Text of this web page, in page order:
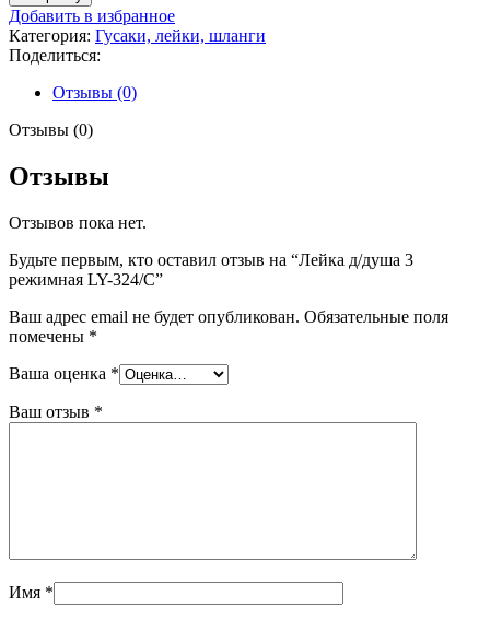
Добавить в избранное
Категория: Гусаки, лейки, шланги
Поделиться:
Отзывы (0)
Отзывы (0)
Отзывы
Отзывов пока нет.
Будьте первым, кто оставил отзыв на “Лейка д/душа 3
режимная LY-324/C”
Ваш адрес email не будет опубликован. Обязательные поля
помечены *
Ваша оценка *
Ваш отзыв *
Имя *